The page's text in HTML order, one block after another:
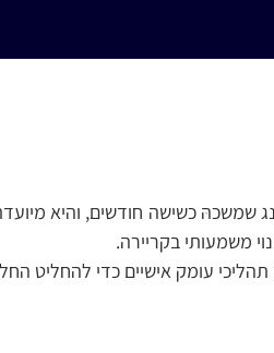
שמשכהּ כשישה חודשים, והיא
משמעותי בקריירה.
תהליכי עומק אישיים כדי להחליט